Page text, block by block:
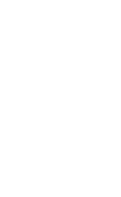
Création site